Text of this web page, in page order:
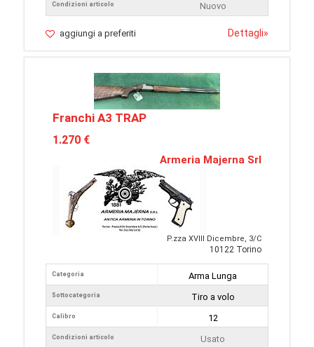
Condizioni articolo
Nuovo
aggiungi a preferiti Dettagli»
Franchi A3 TRAP
1.270 €
Armeria Majerna Srl
P.zza XVIII Dicembre, 3/C
10122 Torino
Categoria
Sottocategoria
Calibro
Condizioni articolo
Arma Lunga
Tiro a volo
12
Usato